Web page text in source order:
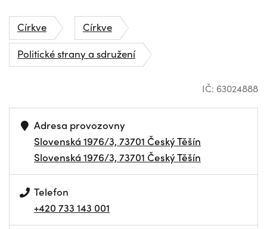
Církve
Církve
Politické strany a sdružení
IČ: 63024888
Adresa provozovny
Slovenská 1976/3, 73701 Český Těšín
Slovenská 1976/3, 73701 Český Těšín
Telefon
+420 733 143 001